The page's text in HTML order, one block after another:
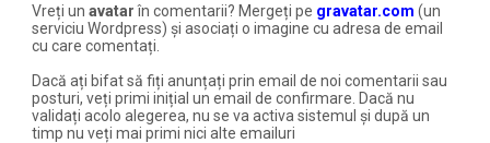
Vreți unavatarîn comentarii? Mergeți pe gravatar.com (un
serviciu Wordpress) și asociați o imagine cu adresa de email
cu care comentați.
Dacă ați bifat să fiți anunțați prin email de noi comentarii sau
posturi, veți primi inițial un email de confirmare. Dacă nu
validați acolo alegerea, nu se va activa sistemul și după un
timp nu veți mai primi nici alte emailuri